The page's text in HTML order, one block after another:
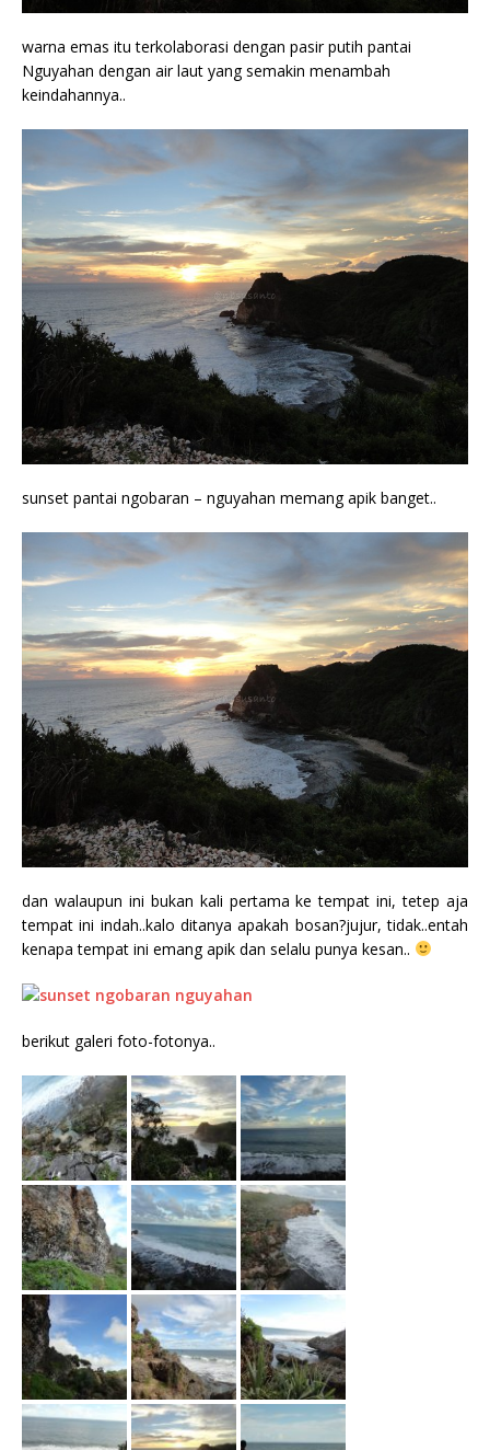
warna emas itu terkolaborasi dengan pasir putih pantai
Nguyahan dengan air laut yang semakin menambah
keindahannya..
sunset pantai ngobaran – nguyahan memang apik banget..
dan walaupun ini bukan kali pertama ke tempat ini, tetep aja
tempat ini indah..kalo ditanya apakah bosan?jujur, tidak..entah
kenapa tempat ini emang apik dan selalu punya kesan..
berikut galeri foto-fotonya..